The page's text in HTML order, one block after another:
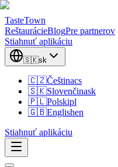
TasteTown
ReštaurácieBlogPre partnerov
Stiahnuť aplikáciu
🇸🇰sk
🇨🇿Češtinacs
🇸🇰Slovenčinask
🇵🇱Polskipl
🇬🇧Englishen
Stiahnuť aplikáciu